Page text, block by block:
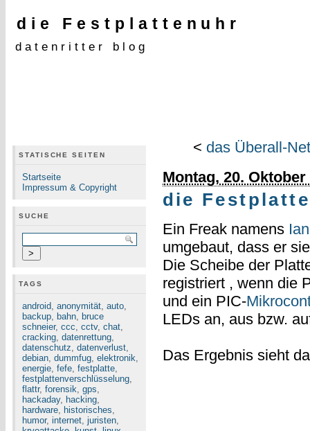
die Festplattenuhr
datenritter blog
STATISCHE SEITEN
Startseite
Impressum & Copyright
SUCHE
TAGS
android, anonymität, auto,
backup, bahn, bruce
schneier, ccc, cctv, chat,
cracking, datenrettung,
datenschutz, datenverlust,
debian, dummfug, elektronik,
energie, fefe, festplatte,
festplattenverschlüsselung,
flattr, forensik, gps,
hackaday, hacking,
hardware, historisches,
humor, internet, juristen,
< das Überall-
Montag, 20. Oktober
die
Ein Freak namens
umgebaut, dass er
Die Scheibe der
registriert , wenn die
und ein PIC-
LEDs an, aus bzw.
Das Ergebnis sieht